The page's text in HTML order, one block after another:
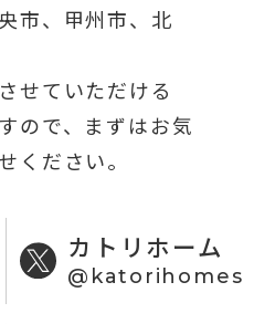
市、甲州市、北
せていただける
ので、まずはお気
ください。
カトリホーム
@katorihomes